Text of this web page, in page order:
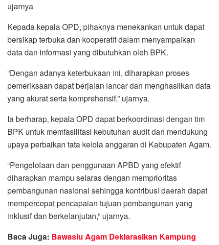
ujarnya
Kepada kepala OPD, pihaknya menekankan untuk dapat
bersikap terbuka dan kooperatif dalam menyampaikan
data dan informasi yang dibutuhkan oleh BPK.
“Dengan adanya keterbukaan ini, diharapkan proses
pemeriksaan dapat berjalan lancar dan menghasilkan data
yang akurat serta komprehensif,” ujarnya.
Ia berharap, kepala OPD dapat berkoordinasi dengan tim
BPK untuk memfasilitasi kebutuhan audit dan mendukung
upaya perbaikan tata kelola anggaran di Kabupaten Agam.
“Pengelolaan dan penggunaan APBD yang efektif
diharapkan mampu selaras dengan memprioritas
pembangunan nasional sehingga kontribusi daerah dapat
mempercepat pencapaian tujuan pembangunan yang
inklusif dan berkelanjutan,” ujarnya.
Baca Juga: Bawaslu Agam Deklarasikan Kampung